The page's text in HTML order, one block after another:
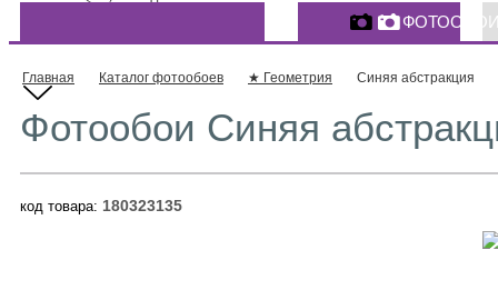
КАТАЛОГ ФОТООБОЕВ
Главная Каталог фотообоев ★ Геометрия Синяя абстракция
Фотообои Синяя
код товара: 180323135